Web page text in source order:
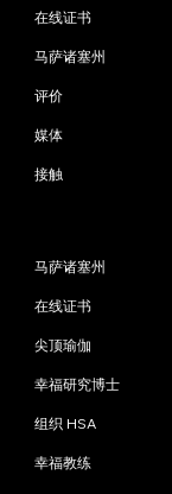
在线证书
马萨诸塞州
评价
媒体
接触
马萨诸塞州
在线证书
尖顶瑜伽
幸福研究博士
组织 HSA
幸福教练